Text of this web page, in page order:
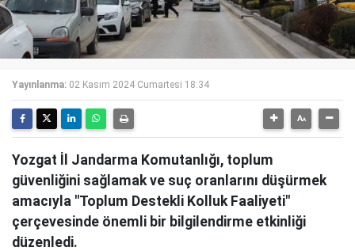
Yayınlanma: 02 Kasım 2024 Cumartesi 18:34
Yozgat İl Jandarma Komutanlığı, toplum
güvenliğini sağlamak ve suç oranlarını düşürmek
amacıyla "Toplum Destekli Kolluk Faaliyeti"
çerçevesinde önemli bir bilgilendirme etkinliği
düzenledi.